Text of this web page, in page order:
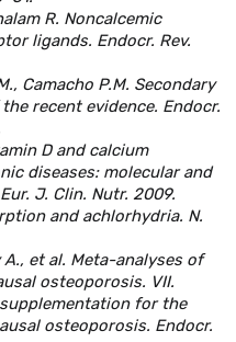
R. Noncalcemic
ligands. Endocr. Rev.
Camacho P.M. Secondary
recent evidence. Endocr.
D and calcium
diseases: molecular and
J. Clin. Nutr. 2009.
and achlorhydria. N.
A., et al. Meta-analyses of
osteoporosis. VII.
for the
osteoporosis. Endocr.